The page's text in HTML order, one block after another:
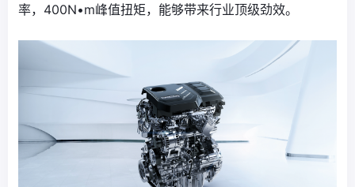
率，400N•m峰值扭矩，能够带来行业顶级劲效。